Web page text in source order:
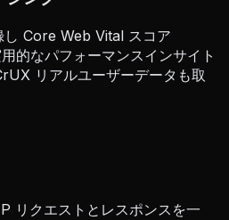
Core Web Vital スコア
的なパフォーマンスインサイト
リアルユーザーデータも取
リクエストとレスポンスを一